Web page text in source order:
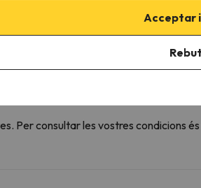
de l'allotjament
Per consultar les vostres condicions
Acceptar